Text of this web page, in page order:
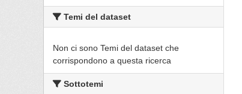
Temi del dataset
Non ci sono Temi del dataset che
corrispondono a questa ricerca
Sottotemi